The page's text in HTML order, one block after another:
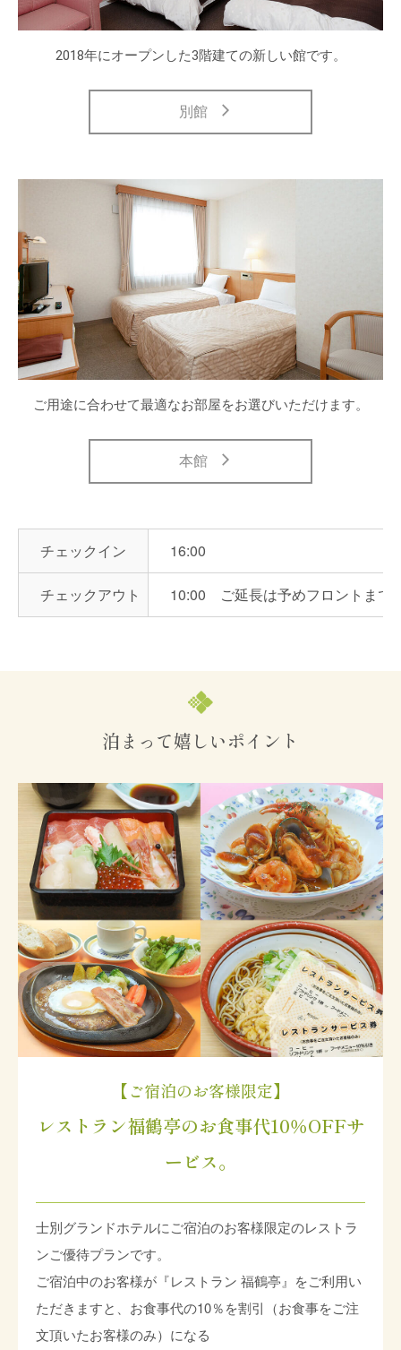
2018年にオープンした3階建ての新しい館です。
別館
ご用途に合わせて最適なお部屋をお選びいただけます。
本館
チェックイン 16:00
チェックアウト 10:00 ご延長は予めフロントまで
泊まって嬉しいポイント
【ご宿泊のお客様限定】
レストラン福鶴亭のお食事代10％OFFサ
ービス。
士別グランドホテルにご宿泊のお客様限定のレストラ
ンご優待プランです。
ご宿泊中のお客様が『レストラン 福鶴亭』をご利用い
ただきますと、お食事代の10％を割引（お食事をご注
文頂いたお客様のみ）になる